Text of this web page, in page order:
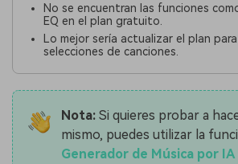
No se encuentran las funciones
EQ en el plan gratuito.
Lo mejor sería actualizar el plan
selecciones de canciones.
Nota:Si quieres probar a
mismo, puedes utilizar la
Generador de Música por IA